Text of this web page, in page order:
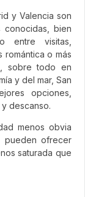
y Valencia son
conocidas, bien
entre visitas,
romántica o más
sobre todo en
y del mar, San
opciones,
descanso.
menos obvia
pueden ofrecer
saturada que